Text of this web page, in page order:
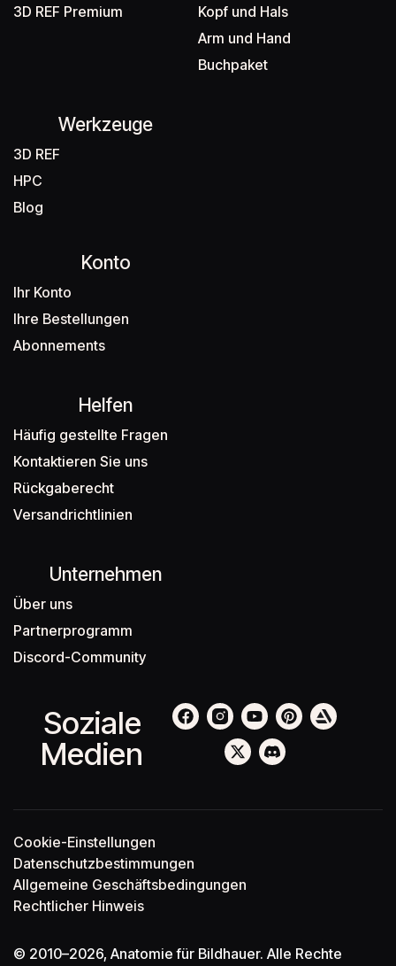
3D REF Premium
Kopf und Hals
Arm und Hand
Buchpaket
Werkzeuge
3D REF
HPC
Blog
Soziale
Medien
Unternehmen
Über uns
Partnerprogramm
Discord-Community
Helfen
Häufig gestellte Fragen
Kontaktieren Sie uns
Rückgaberecht
Versandrichtlinien
Konto
Ihr Konto
Ihre Bestellungen
Abonnements
© 2010–2026, Anatomie für Bildhauer. Alle Rechte
Rechtlicher Hinweis
Allgemeine Geschäftsbedingungen
Datenschutzbestimmungen
Cookie-Einstellungen